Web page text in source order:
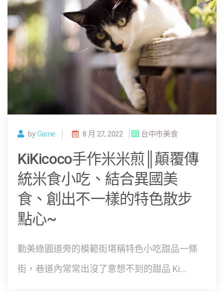
byGame 8 月 27, 2022 台中市美食
KiKicoco手作米米煎║顛覆傳
統米食小吃、結合異國美
食、創出不一樣的特色散步
點心~
勤美綠園道旁的模範街堪稱特色小吃甜品一條
街，巷道內常常出沒了意想不到的甜品 Ki...